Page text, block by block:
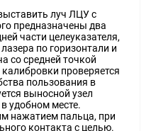
луч ЛЦУ с
предназначены два
части целеуказателя,
по горизонтали и
со средней точкой
проверяется
пользования в
выносной узел
удобном месте.
нажатием пальца, при
контакта с целью.